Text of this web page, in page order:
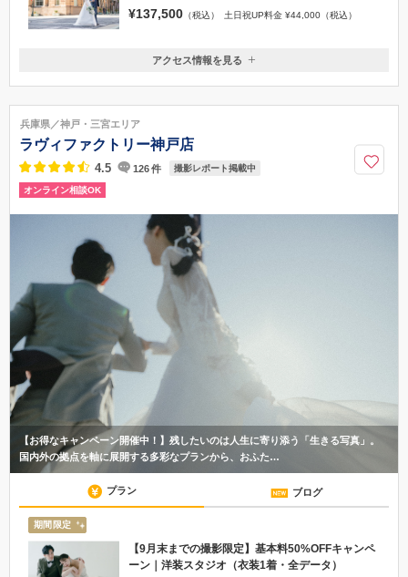
¥137,500 （税込） 土日祝UP料金 ¥44,000（税込）
兵庫県神戸市中央区明石町31-1
徒歩3分
078-322-0705
アクセス情報を見る
兵庫県／神戸・三宮エリア
ラヴィファクトリー神戸店
4.5 126件 撮影レポート掲載中
オンライン相談OK
【お得なキャンペーン開催中！】残したいのは人生に寄り添う「生きる写真」。
国内外の拠点を軸に展開する多彩なプランから、おふた…
プラン ブログ
期間限定
【9月末までの撮影限定】基本料50%OFFキャンペ
ーン｜洋装スタジオ（衣装1着・全データ）